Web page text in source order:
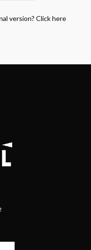
version? Click here